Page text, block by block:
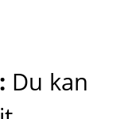
Du kan